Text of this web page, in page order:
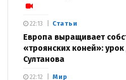
Статьи
Европа выращивает
«троянских коней»:
Султанова
22:13
Мир
22:12